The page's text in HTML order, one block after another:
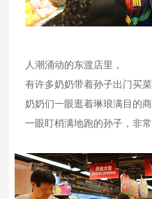
人潮涌动的东渡店里，
有许多奶奶带着孙子出门买菜
奶奶们一眼逛着琳琅满目的商
一眼盯梢满地跑的孙子，非